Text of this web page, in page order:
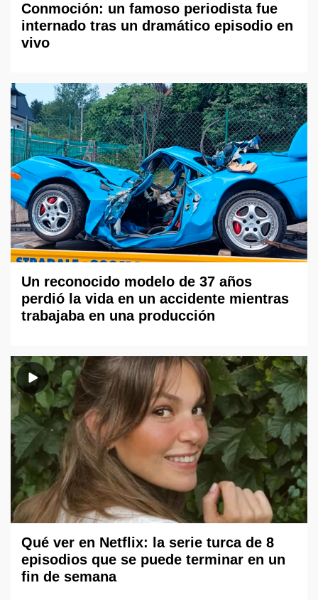
Conmoción: un famoso periodista fue
internado tras un dramático episodio en
vivo
Un reconocido modelo de 37 años
perdió la vida en un accidente mientras
trabajaba en una producción
Qué ver en Netflix: la serie turca de 8
episodios que se puede terminar en un
fin de semana